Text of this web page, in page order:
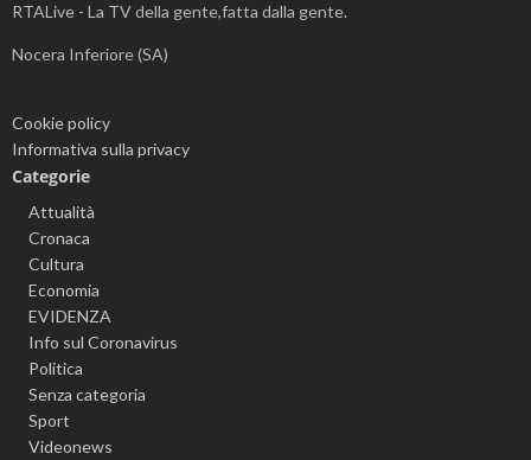
RTALive - La TV della gente,fatta dalla gente.
Nocera Inferiore (SA)
Cookie policy
Informativa sulla privacy
Categorie
Attualità
Cronaca
Cultura
Economia
EVIDENZA
Info sul Coronavirus
Politica
Senza categoria
Sport
Videonews